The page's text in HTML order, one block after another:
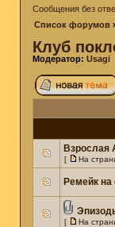
Сообщения без
Список форумов
Клуб
Модератор: Usagi
Взрослая
[ На
Ремейк
[ На